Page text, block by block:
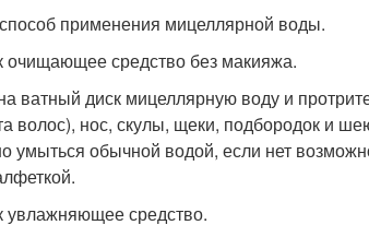
применения мицеллярной воды.
очищающее средство без макияжа.
ватный диск мицеллярную воду и
волос), нос, скулы, щеки, подбородок и
умыться обычной водой, если нет
увлажняющее средство.